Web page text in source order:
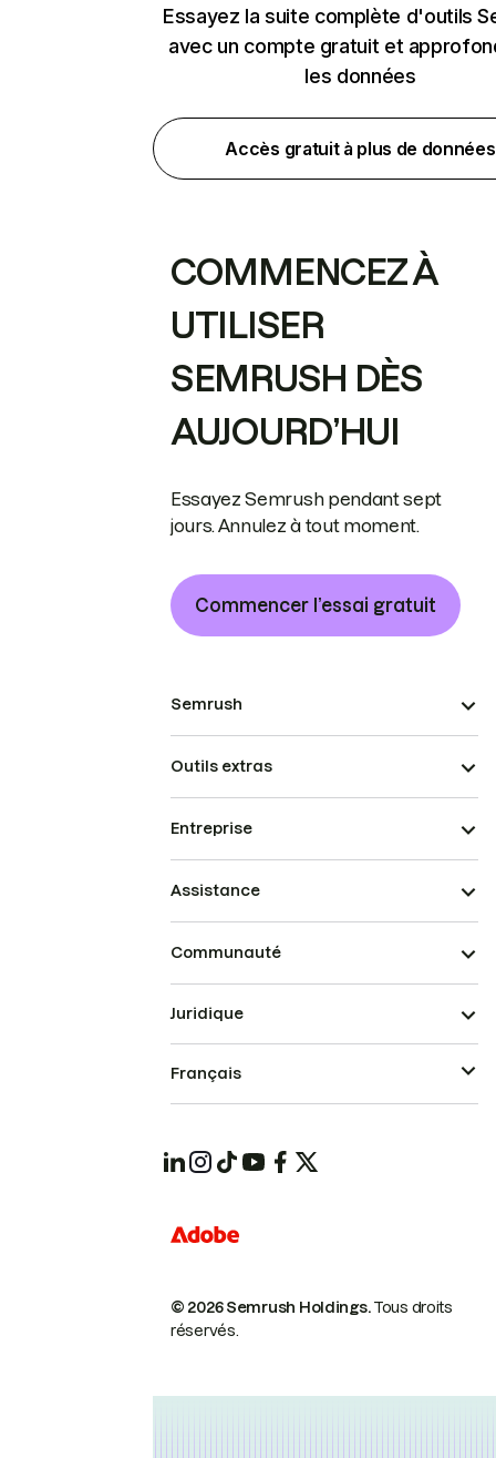
Essayez la suite complète d'outils
avec un compte gratuit et
les données
Accès gratuit à plus de données
COMMENCEZ À
UTILISER
SEMRUSH DÈS
AUJOURD’HUI
Essayez Semrush pendant sept
jours. Annulez à tout moment.
Commencer l’essai gratuit
Semrush
Outils extras
Entreprise
Assistance
Communauté
© 2026 Semrush Holdings.Tous droits
réservés.
Juridique
Français